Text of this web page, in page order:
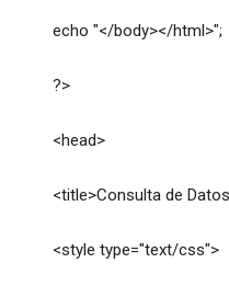
echo "</body></html>";
?>
<head>
<title>Consulta de
<style type="text/css">